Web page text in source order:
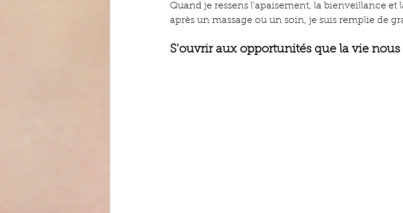
Quand je ressens l'apaisement, la bienveillance et
après un massage ou un soin, je suis remplie de
S'ouvrir aux opportunités que la vie